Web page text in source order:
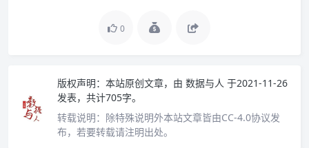
0
版权声明： 本站原创文章，由 数据与人 于2021-11-26
发表，共计705字。
转载说明： 除特殊说明外本站文章皆由CC-4.0协议发
布，若要转载请注明出处。